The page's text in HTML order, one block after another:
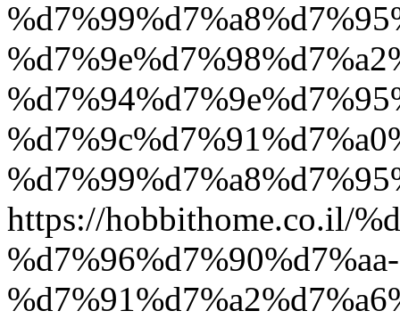
https://hobbithome.co.il/
%d7%96%d7%90%d7%aa-